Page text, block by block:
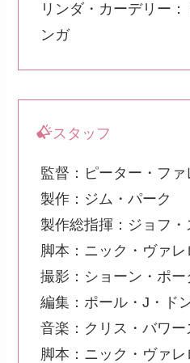
リンダ・カーデリー
ンガ
スタッフ
監督：ピーター・ファ
製作：ジム・パーク
製作総指揮：ジョフ
脚本：ニック・ヴァレ
撮影：ショーン・ポー
編集：ポール・J・ド
音楽：クリス・バワー
脚本：ニック・ヴァレ